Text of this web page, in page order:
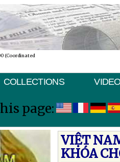
(Coordinated
COLLECTIONS
page:
VIỆT
KHÓA